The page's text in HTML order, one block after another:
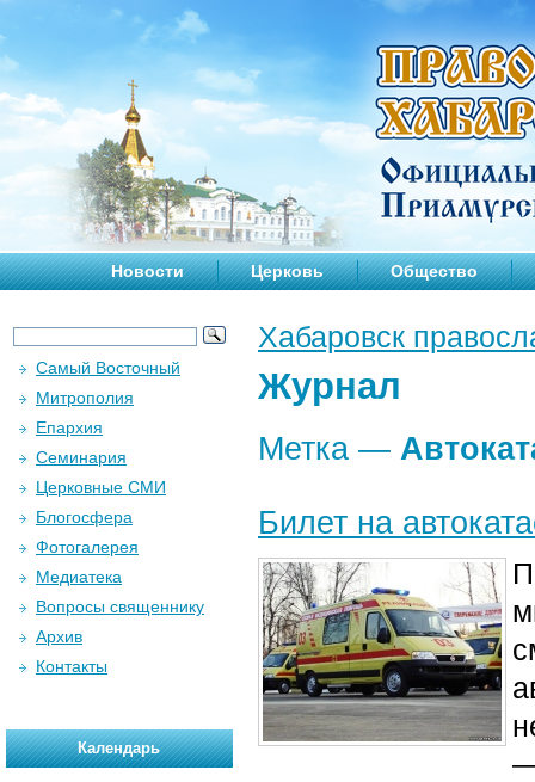
Новости Церковь Общество
Хабаровск
Журнал
Метка —
Билет на
Самый Восточный
Митрополия
Епархия
Семинария
Церковные СМИ
Блогосфера
Фотогалерея
Медиатека
Вопросы священнику
Архив
Контакты
Календарь